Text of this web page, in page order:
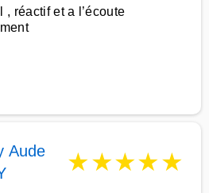
réactif et a l’écoute
Aude
★★★★★